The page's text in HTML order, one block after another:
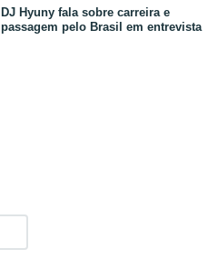
DJ Hyuny fala sobre carreira e
passagem pelo Brasil em entrevista